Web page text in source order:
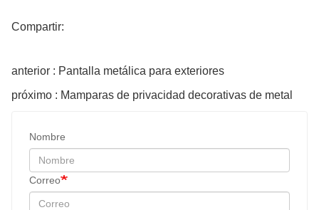
Compartir:
anterior : Pantalla metálica para exteriores
próximo : Mamparas de privacidad decorativas de metal
Nombre
Correo